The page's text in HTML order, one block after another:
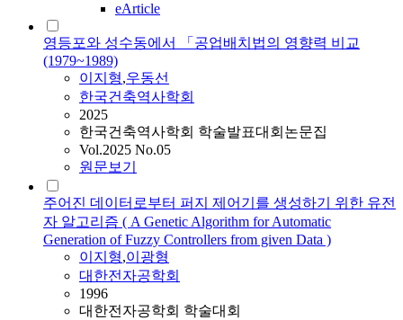
eArticle
영등포와 성수동에서 「공업배치법의 영향력 비교
(1979~1989)
이지형,우동선
한국건축역사학회
2025
한국건축역사학회 학술발표대회논문집
Vol.2025 No.05
원문보기
주어진 데이터로부터 퍼지 제어기를 생성하기 위한 유전
자 알고리즘 ( A Genetic Algorithm for Automatic
Generation of Fuzzy Controllers from given Data )
이지형,이광형
대한전자공학회
1996
대한전자공학회 학술대회